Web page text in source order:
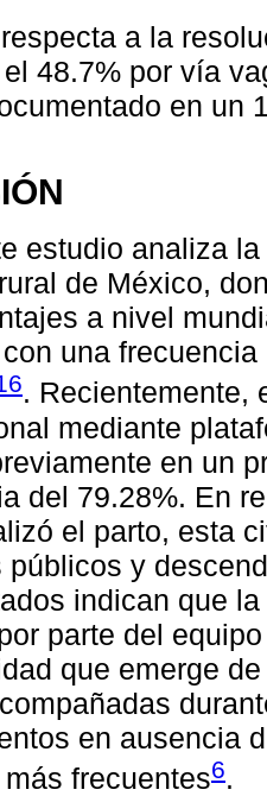
a la
48.7% por vía
en un
estudio analiza
de México,
a nivel
una
. Recientemente,
mediante
en un
del 79.28%. En
el parto, esta
públicos y
indican que
parte del
que emerge
en ausencia
frecuentes6.